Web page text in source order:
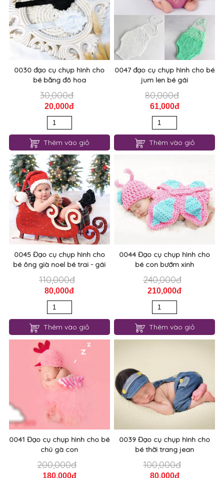
0030 đạo cụ chụp hình cho
bé băng đô hoa
30,000đ
20,000đ
Thêm vào giỏ
0047 đạo cụ chụp hình cho bé
jum len bé gái
80,000đ
61,000đ
Thêm vào giỏ
0045 Đạo cụ chụp hình cho
bé ông già noel bé trai - gái
110,000đ
80,000đ
Thêm vào giỏ
0044 Đạo cụ chụp hình cho
bé con bướm xinh
240,000đ
210,000đ
Thêm vào giỏ
0041 Đạo cụ chụp hình cho bé
chú gà con
200,000đ
180,000đ
0039 Đạo cụ chụp hình cho
bé thời trang jean
100,000đ
80,000đ